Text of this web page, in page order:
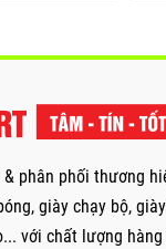
phân phối thương
giày chạy bộ,
với chất lượng